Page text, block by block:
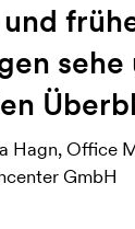
Hagn, Office
GmbH